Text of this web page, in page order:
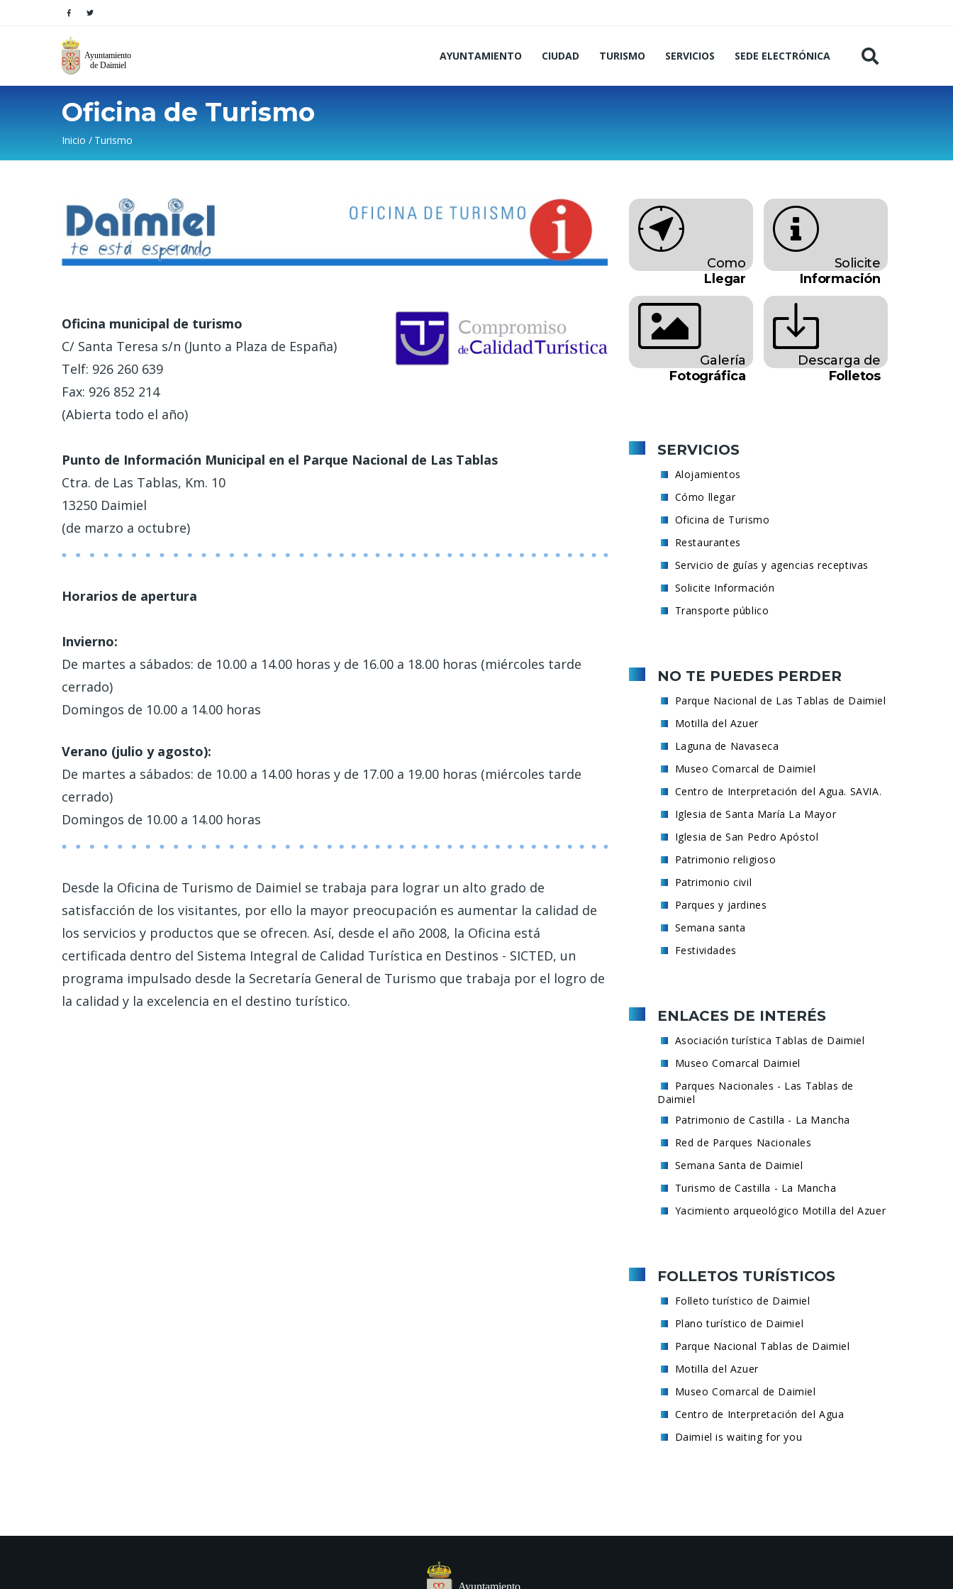
AYUNTAMIENTO CIUDAD TURISMO SERVICIOS SEDE ELECTRÓNICA
Oficina de Turismo
Sobrescribir
de
ayuda
a
navegación
Inicio Turismo
Oficina municipal de turismo
C/ Santa Teresa s/n (Junto a Plaza de España)
Telf: 926 260 639
Fax: 926 852 214
(Abierta todo el año)
Punto de Información Municipal en el Parque Nacional de Las Tablas
Ctra. de Las Tablas, Km. 10
13250 Daimiel
(de marzo a octubre)
Horarios de apertura
Invierno:
De martes a sábados: de 10.00 a 14.00 horas y de 16.00 a 18.00 horas (miércoles tarde
cerrado)
Domingos de 10.00 a 14.00 horas
Verano (julio y agosto):
De martes a sábados: de 10.00 a 14.00 horas y de 17.00 a 19.00 horas (miércoles tarde
cerrado)
Domingos de 10.00 a 14.00 horas
Desde la Oficina de Turismo de Daimiel se trabaja para lograr un alto grado de
satisfacción de los visitantes, por ello la mayor preocupación es aumentar la calidad de
los servicios y productos que se ofrecen. Así, desde el año 2008, la Oficina está
certificada dentro del Sistema Integral de Calidad Turística en Destinos - SICTED, un
programa impulsado desde la Secretaría General de Turismo que trabaja por el logro de
la calidad y la excelencia en el destino turístico.
Como
Llegar
Solicite
Información
Galería
Fotográfica
Descarga de
Folletos
SERVICIOS
Alojamientos
Cómo llegar
Oficina de Turismo
Restaurantes
Servicio de guías y agencias receptivas
Solicite Información
Transporte público
NO TE PUEDES PERDER
Parque Nacional de Las Tablas de Daimiel
Motilla del Azuer
Laguna de Navaseca
Museo Comarcal de Daimiel
Centro de Interpretación del Agua. SAVIA.
Iglesia de Santa María La Mayor
Iglesia de San Pedro Apóstol
Patrimonio religioso
Patrimonio civil
Parques y jardines
Semana santa
Festividades
ENLACES DE INTERÉS
Asociación turística Tablas de Daimiel
Museo Comarcal Daimiel
Parques Nacionales - Las Tablas de
Daimiel
Patrimonio de Castilla - La Mancha
Red de Parques Nacionales
Semana Santa de Daimiel
Turismo de Castilla - La Mancha
Yacimiento arqueológico Motilla del Azuer
FOLLETOS TURÍSTICOS
Folleto turístico de Daimiel
Plano turístico de Daimiel
Parque Nacional Tablas de Daimiel
Motilla del Azuer
Museo Comarcal de Daimiel
Centro de Interpretación del Agua
Daimiel is waiting for you